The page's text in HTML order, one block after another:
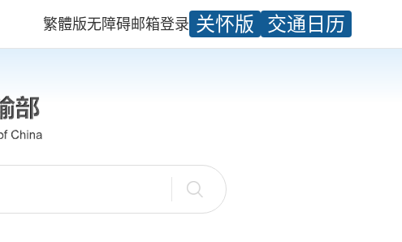
繁體版无障碍邮箱登录 关怀版 交通日历